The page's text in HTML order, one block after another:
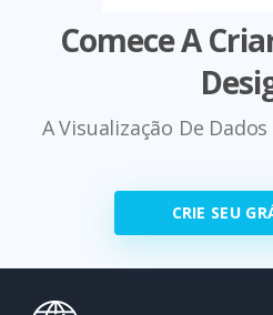
Comece A
A Visualização De
CRIE SEU